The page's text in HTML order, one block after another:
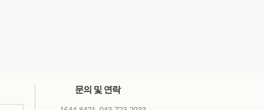
문의 및 연락